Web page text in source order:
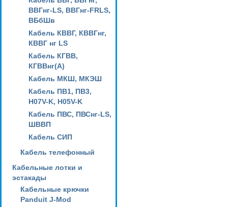
ВВГнг-LS, ВВГнг-FRLS,
ВБбШв
Кабель КВВГ, КВВГнг,
КВВГ нг LS
Кабель КГВВ,
КГВВнг(А)
Кабель МКШ, МКЭШ
Кабель ПВ1, ПВ3,
H07V-K, H05V-K
Кабель ПВС, ПВСнг-LS,
ШВВП
Кабель СИП
Кабель телефонный
Кабельные лотки и
эстакады
Кабельные крючки
Panduit J-Mod